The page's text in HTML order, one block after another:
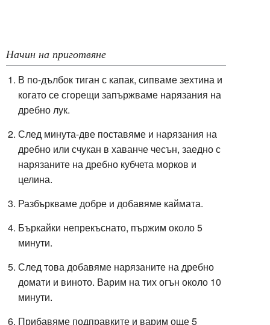
Начин на приготвяне
В по-дълбок тиган с капак, сипваме зехтина и
когато се сгорещи запържваме нарязания на
дребно лук.
След минута-две поставяме и нарязания на
дребно или счукан в хаванче чесън, заедно с
нарязаните на дребно кубчета морков и
целина.
Разбъркваме добре и добавяме каймата.
Бъркайки непрекъснато, пържим около 5
минути.
След това добавяме нарязаните на дребно
домати и виното. Варим на тих огън около 10
минути.
Прибавяме подправките и варим още 5